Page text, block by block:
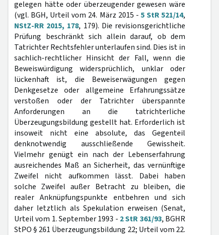
gelegen hätte oder überzeugender gewesen wäre
(vgl. BGH, Urteil vom 24. März 2015 - 5 StR 521/14,
NStZ-RR 2015, 178, 179). Die revisionsgerichtliche
Prüfung beschränkt sich allein darauf, ob dem
Tatrichter Rechtsfehler unterlaufen sind. Dies ist in
sachlich-rechtlicher Hinsicht der Fall, wenn die
Beweiswürdigung widersprüchlich, unklar oder
lückenhaft ist, die Beweiserwägungen gegen
Denkgesetze oder allgemeine Erfahrungssätze
verstoßen oder der Tatrichter überspannte
Anforderungen an die tatrichterliche
Überzeugungsbildung gestellt hat. Erforderlich ist
insoweit nicht eine absolute, das Gegenteil
denknotwendig ausschließende Gewissheit.
Vielmehr genügt ein nach der Lebenserfahrung
ausreichendes Maß an Sicherheit, das vernünftige
Zweifel nicht aufkommen lässt. Dabei haben
solche Zweifel außer Betracht zu bleiben, die
realer Anknüpfungspunkte entbehren und sich
daher letztlich als Spekulation erweisen (Senat,
Urteil vom 1. September 1993 - 2 StR 361/93, BGHR
StPO § 261 Überzeugungsbildung 22; Urteil vom 22.